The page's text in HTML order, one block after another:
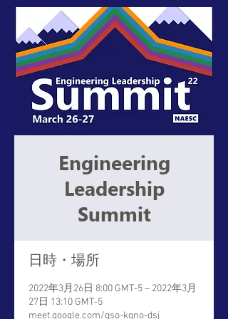
Engineering
Leadership
Summit
日時・場所
2022年3月26日 8:00 GMT-5 – 2022年3月
27日 13:10 GMT-5
meet.google.com/qso-kgno-dsj